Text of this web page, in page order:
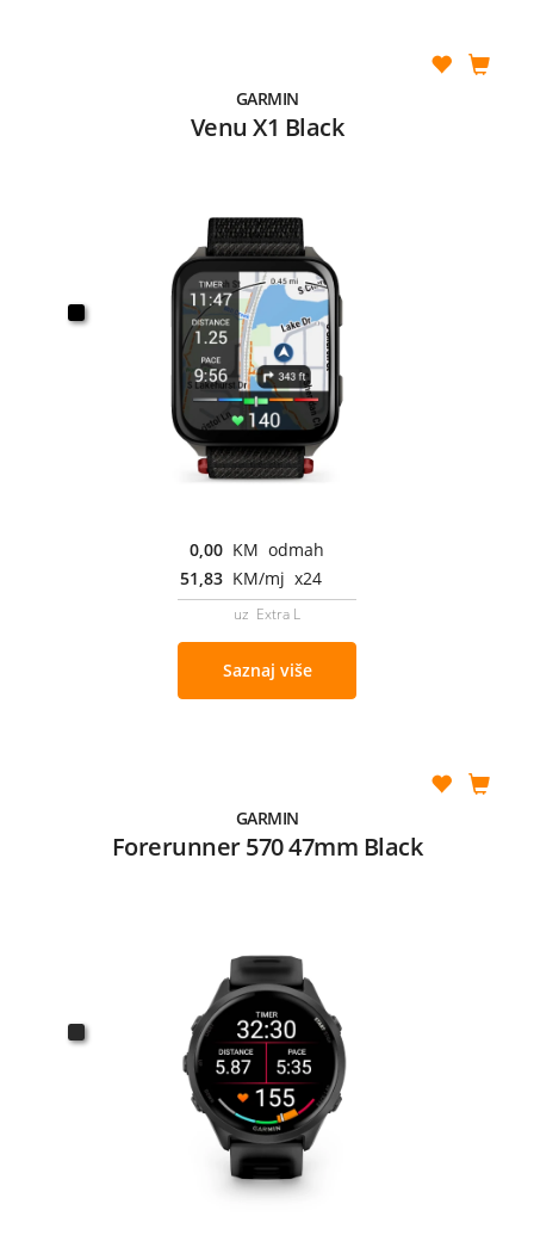
GARMIN
Venu X1 Black
0,00 KM odmah
51,83 KM/mj x24
uz Extra L
Saznaj više
GARMIN
Forerunner 570 47mm Black